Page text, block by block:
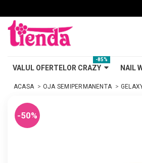
VALUL OFERTELOR CRAZY
-85%
NAIL
ACASA OJA SEMIPERMANENTA
-50%